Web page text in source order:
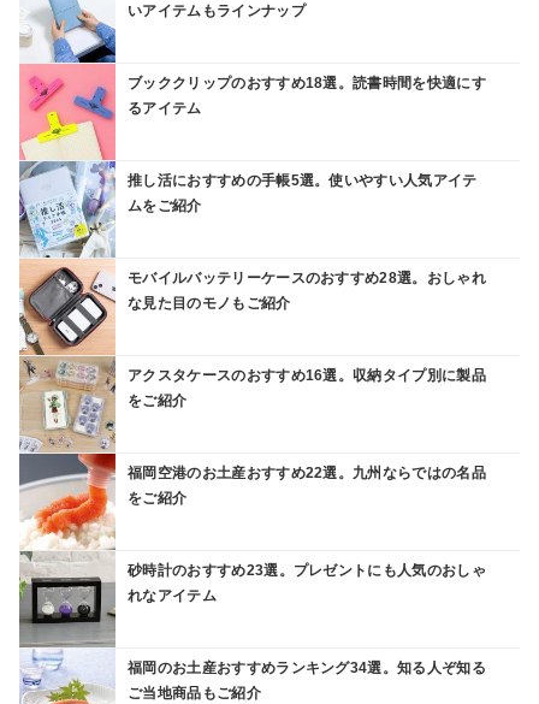
いアイテムもラインナップ
ブッククリップのおすすめ18選。読書時間を快適にす
るアイテム
推し活におすすめの手帳5選。使いやすい人気アイテ
ムをご紹介
モバイルバッテリーケースのおすすめ28選。おしゃれ
な見た目のモノもご紹介
アクスタケースのおすすめ16選。収納タイプ別に製品
をご紹介
福岡空港のお土産おすすめ22選。九州ならではの名品
をご紹介
砂時計のおすすめ23選。プレゼントにも人気のおしゃ
れなアイテム
福岡のお土産おすすめランキング34選。知る人ぞ知る
ご当地商品もご紹介